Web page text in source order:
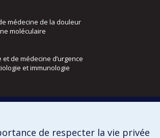
médecine de la douleur
moléculaire
de médecine d’urgence
et immunologie
de respecter la vie privée